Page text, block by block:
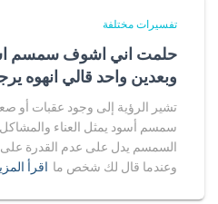
تفسيرات مختلفة
حلمت اني اشوف سمسم
وبعدين واحد قالي انهوه
تشير الرؤية إلى وجود عقبات أو
سمسم أسود يمثل العناء
السمسم يدل على عدم القدرة على
وعندما قال لك شخص ما اقرأ